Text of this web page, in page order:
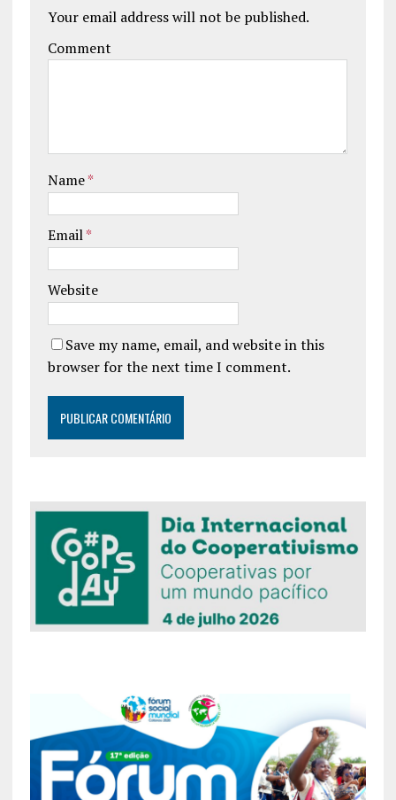
Your email address will not be published.
Comment
Name*
Email*
Website
Save my name, email, and website in this
browser for the next time I comment.